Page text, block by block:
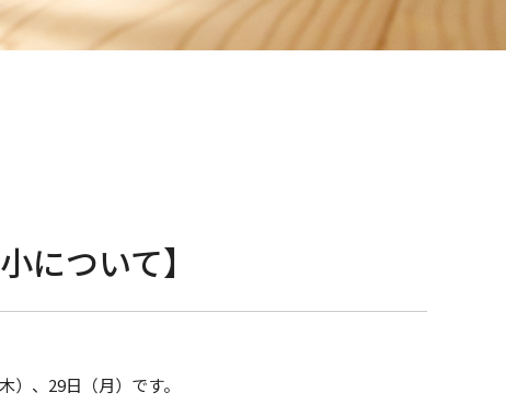
について】
、29日（月）です。